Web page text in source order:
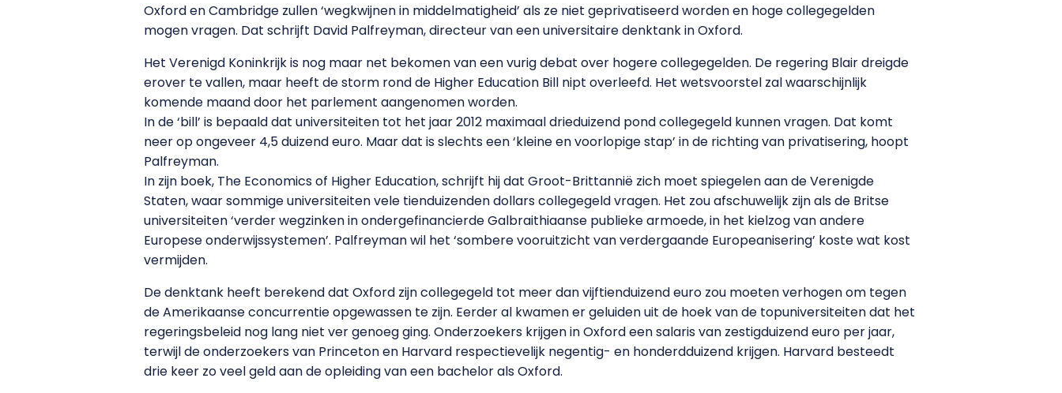
Oxford en Cambridge zullen ‘wegkwijnen in middelmatigheid’ als ze niet geprivatiseerd worden en hoge collegegelden
mogen vragen. Dat schrijft David Palfreyman, directeur van een universitaire denktank in Oxford.
Het Verenigd Koninkrijk is nog maar net bekomen van een vurig debat over hogere collegegelden. De regering Blair dreigde
erover te vallen, maar heeft de storm rond de Higher Education Bill nipt overleefd. Het wetsvoorstel zal waarschijnlijk
komende maand door het parlement aangenomen worden.
In de ‘bill’ is bepaald dat universiteiten tot het jaar 2012 maximaal drieduizend pond collegegeld kunnen vragen. Dat komt
neer op ongeveer 4,5 duizend euro. Maar dat is slechts een ‘kleine en voorlopige stap’ in de richting van privatisering, hoopt
Palfreyman.
In zijn boek, The Economics of Higher Education, schrijft hij dat Groot-Brittannië zich moet spiegelen aan de Verenigde
Staten, waar sommige universiteiten vele tienduizenden dollars collegegeld vragen. Het zou afschuwelijk zijn als de Britse
universiteiten ‘verder wegzinken in ondergefinancierde Galbraithiaanse publieke armoede, in het kielzog van andere
Europese onderwijssystemen’. Palfreyman wil het ‘sombere vooruitzicht van verdergaande Europeanisering’ koste wat kost
vermijden.
De denktank heeft berekend dat Oxford zijn collegegeld tot meer dan vijftienduizend euro zou moeten verhogen om tegen
de Amerikaanse concurrentie opgewassen te zijn. Eerder al kwamen er geluiden uit de hoek van de topuniversiteiten dat het
regeringsbeleid nog lang niet ver genoeg ging. Onderzoekers krijgen in Oxford een salaris van zestigduizend euro per jaar,
terwijl de onderzoekers van Princeton en Harvard respectievelijk negentig- en honderdduizend krijgen. Harvard besteedt
drie keer zo veel geld aan de opleiding van een bachelor als Oxford.